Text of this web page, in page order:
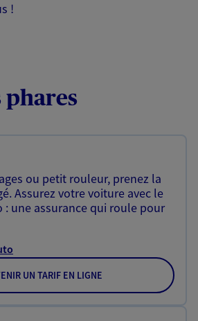
!
phares
ou petit rouleur, prenez la
Assurez votre voiture avec le
: une assurance qui roule pour
UN TARIF EN LIGNE